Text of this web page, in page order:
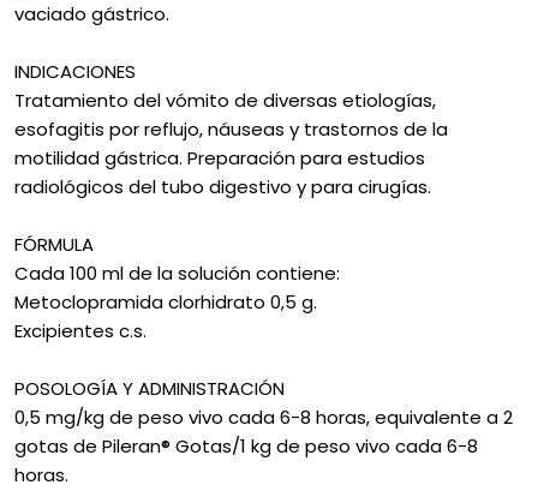
vaciado gástrico.
INDICACIONES
Tratamiento del vómito de diversas etiologías,
esofagitis por reflujo, náuseas y trastornos de la
motilidad gástrica. Preparación para estudios
radiológicos del tubo digestivo y para cirugías.
FÓRMULA
Cada 100 ml de la solución contiene:
Metoclopramida clorhidrato 0,5 g.
Excipientes c.s.
POSOLOGÍA Y ADMINISTRACIÓN
0,5 mg/kg de peso vivo cada 6-8 horas, equivalente a 2
gotas de Pileran® Gotas/1 kg de peso vivo cada 6-8
horas.